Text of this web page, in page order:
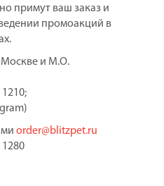
примут ваш заказ и
промоакций в
Москве и М.О.
order@blitzpet.ru
1280